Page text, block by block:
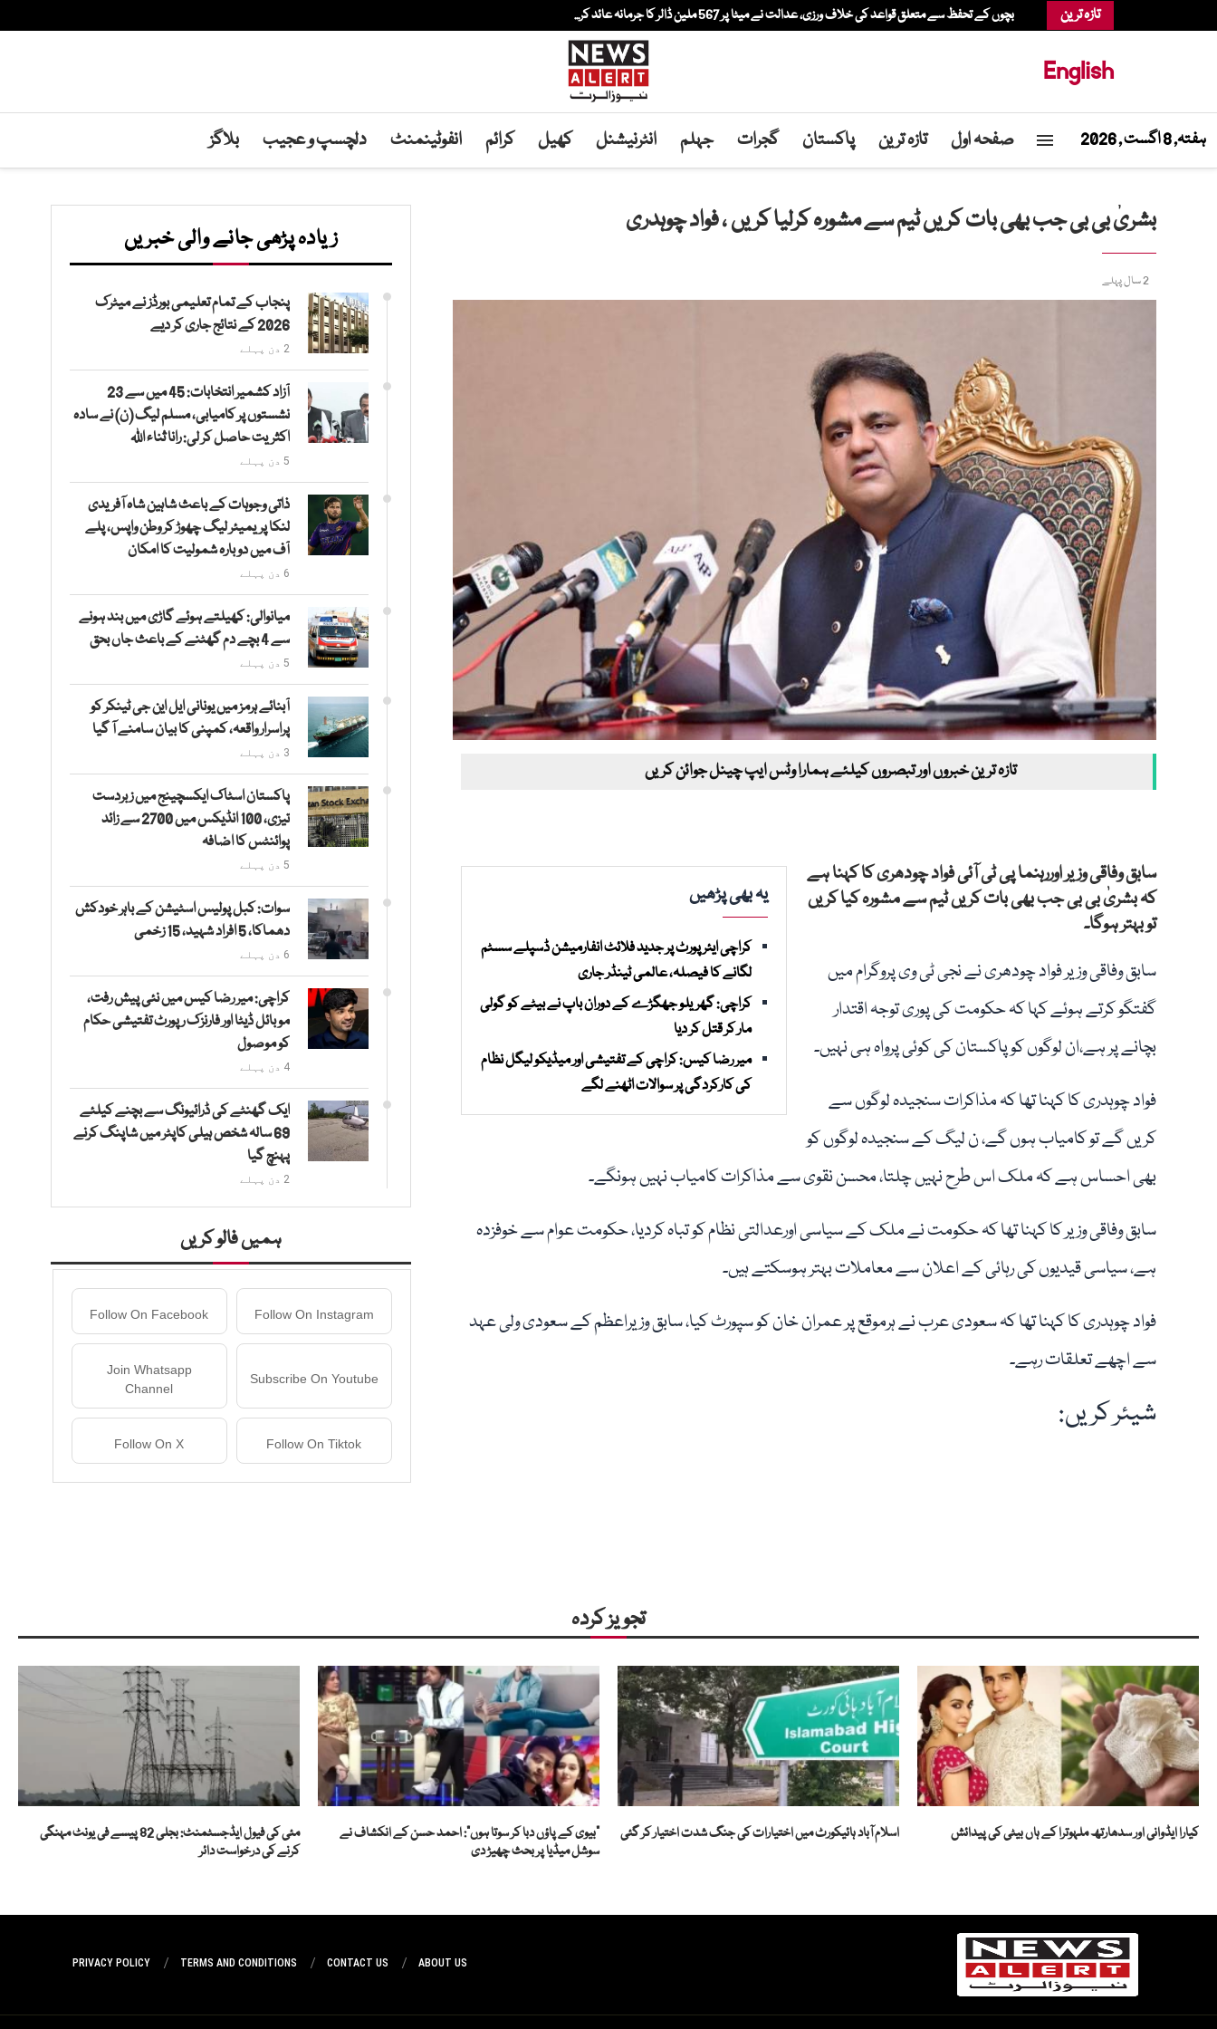
تازہ ترین بچوں کے تحفظ سے متعلق قواعد کی خلاف ورزی، عدالت نے میٹا پر 567 ملین ڈالر کا جرمانہ عائد کر...
English
ہفتہ, 8 اگست , 2026 صفحہ اول تازہ ترین پاکستان گجرات جہلم انٹرنیشنل کھیل کرائم انفوٹینمنٹ دلچسپ و عجیب بلاگز
بشریٰ بی بی جب بھی بات کریں ٹیم سے مشورہ کرلیا کریں ، فواد چوہدری
2 سال پہلے
تازہ ترین خبروں اور تبصروں کیلئے ہمارا وٹس ایپ چینل جوائن کریں
یہ بھی پڑھیں
کراچی ایئرپورٹ پر جدید فلائٹ انفارمیشن ڈسپلے سسٹم
لگانے کا فیصلہ، عالمی ٹینڈر جاری
کراچی: گھریلو جھگڑے کے دوران باپ نے بیٹے کو گولی
مار کر قتل کر دیا
میر رضا کیس: کراچی کے تفتیشی اور میڈیکو لیگل نظام
کی کارکردگی پر سوالات اٹھنے لگے
سابق وفاقی وزیر اوررہنما پی ٹی آئی فواد چودھری کا کہنا ہے
کہ بشریٰ بی بی جب بھی بات کریں ٹیم سے مشورہ کیا کریں
تو بہتر ہوگا۔
سابق وفاقی وزیر فواد چودھری نے نجی ٹی وی پروگرام میں
گفتگو کرتے ہوئے کہا کہ حکومت کی پوری توجہ اقتدار
بچانے پر ہے،ان لوگوں کو پاکستان کی کوئی پرواہ ہی نہیں۔
فواد چوہدری کا کہنا تھا کہ مذاکرات سنجیدہ لوگوں سے
کریں گے تو کامیاب ہوں گے، ن لیگ کے سنجیدہ لوگوں کو
بھی احساس ہے کہ ملک اس طرح نہیں چلتا، محسن نقوی سے مذاکرات کامیاب نہیں ہونگے۔
سابق وفاقی وزیر کا کہنا تھا کہ حکومت نے ملک کے سیاسی اورعدالتی نظام کو تباہ کردیا، حکومت عوام سے خوفزدہ
ہے، سیاسی قیدیوں کی رہائی کے اعلان سے معاملات بہتر ہوسکتے ہیں۔
فواد چوہدری کا کہنا تھا کہ سعودی عرب نے ہرموقع پر عمران خان کو سپورٹ کیا، سابق وزیراعظم کے سعودی ولی عہد
سے اچھے تعلقات رہے۔
شیئر کریں:
زیادہ پڑھی جانے والی خبریں
پنجاب کے تمام تعلیمی بورڈز نے میٹرک
2026 کے نتائج جاری کر دیے
2 دن پہلے
آزاد کشمیر انتخابات: 45 میں سے 23
نشستوں پر کامیابی، مسلم لیگ (ن) نے سادہ
اکثریت حاصل کر لی: رانا ثناء اللہ
5 دن پہلے
ذاتی وجوہات کے باعث شاہین شاہ آفریدی
لنکا پریمیئر لیگ چھوڑ کر وطن واپس، پلے
آف میں دوبارہ شمولیت کا امکان
6 دن پہلے
میانوالی: کھیلتے ہوئے گاڑی میں بند ہونے
سے 4 بچے دم گھٹنے کے باعث جاں بحق
5 دن پہلے
آبنائے ہرمز میں یونانی ایل این جی ٹینکر کو
پراسرار واقعہ، کمپنی کا بیان سامنے آ گیا
3 دن پہلے
پاکستان اسٹاک ایکسچینج میں زبردست
تیزی، 100 انڈیکس میں 2700 سے زائد
پوائنٹس کا اضافہ
5 دن پہلے
سوات: کبل پولیس اسٹیشن کے باہر خودکش
دھماکا، 5 افراد شہید، 15 زخمی
6 دن پہلے
کراچی: میر رضا کیس میں نئی پیش رفت،
موبائل ڈیٹا اور فارنزک رپورٹ تفتیشی حکام
کو موصول
4 دن پہلے
ایک گھنٹے کی ڈرائیونگ سے بچنے کیلئے
69 سالہ شخص ہیلی کاپٹر میں شاپنگ کرنے
پہنچ گیا
2 دن پہلے
ہمیں فالو کریں
Follow On Instagram
Follow On Facebook
Subscribe On Youtube
Join Whatsapp
Channel
Follow On Tiktok
Follow On X
تجویز کردہ
کیارا ایڈوانی اور سدھارتھ ملہوترا کے ہاں بیٹی کی پیدائش اسلام آباد ہائیکورٹ میں اختیارات کی جنگ شدت اختیار کر گئی
"بیوی کے پاؤں دبا کر سوتا ہوں”: احمد حسن کے انکشاف نے
سوشل میڈیا پر بحث چھیڑ دی
مئی کی فیول ایڈجسٹمنٹ: بجلی 82 پیسے فی یونٹ مہنگی
کرنے کی درخواست دائر
ABOUT US
CONTACT US
TERMS AND CONDITIONS
PRIVACY POLICY